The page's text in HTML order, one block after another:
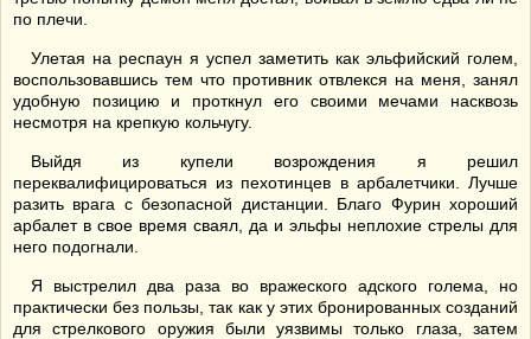
по плечи.
Улетая на респаун я успел заметить как эльфийский голем,
воспользовавшись тем что противник отвлекся на меня, занял
удобную позицию и проткнул его своими мечами насквозь
несмотря на крепкую кольчугу.
Выйдя из купели возрождения я решил
переквалифицироваться из пехотинцев в арбалетчики. Лучше
разить врага с безопасной дистанции. Благо Фурин хороший
арбалет в свое время сваял, да и эльфы неплохие стрелы для
него подогнали.
Я выстрелил два раза во вражеского адского голема, но
практически без пользы, так как у этих бронированных созданий
для стрелкового оружия были уязвимы только глаза, затем